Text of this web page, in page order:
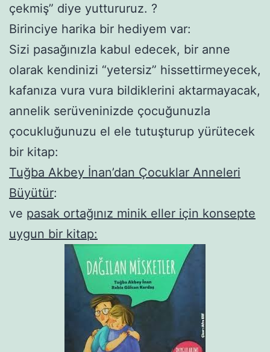
çekmiş” diye yuttururuz. ?
Birinciye harika bir hediyem var:
Sizi pasağınızla kabul edecek, bir anne
olarak kendinizi “yetersiz” hissettirmeyecek,
kafanıza vura vura bildiklerini aktarmayacak,
annelik serüveninizde çocuğunuzla
çocukluğunuzu el ele tutuşturup yürütecek
bir kitap:
Tuğba Akbey İnan’dan Çocuklar Anneleri
Büyütür:
ve pasak ortağınız minik eller için konsepte
uygun bir kitap: